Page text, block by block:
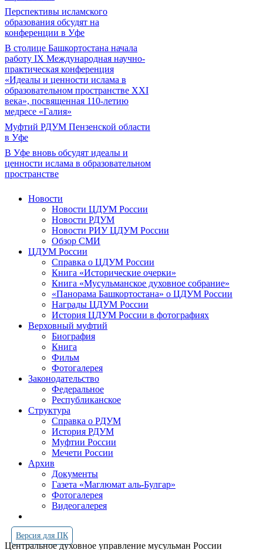
Перспективы исламского
образования обсудят на
конференции в Уфе
В столице Башкортостана начала
работу IX Международная научно-
практическая конференция
«Идеалы и ценности ислама в
образовательном пространстве XXI
века», посвященная 110-летию
медресе «Галия»
Муфтий РДУМ Пензенской области
в Уфе
В Уфе вновь обсудят идеалы и
ценности ислама в образовательном
пространстве
Новости
Новости ЦДУМ России
Новости РДУМ
Новости РИУ ЦДУМ России
Обзор СМИ
ЦДУМ России
Справка о ЦДУМ России
Книга «Исторические очерки»
Книга «Мусульманское духовное собрание»
«Панорама Башкортостана» о ЦДУМ России
Награды ЦДУМ России
История ЦДУМ России в фотографиях
Верховный муфтий
Биография
Книга
Фильм
Фотогалерея
Законодательство
Федеральное
Республиканское
Структура
Справка о РДУМ
История РДУМ
Муфтии России
Мечети России
Архив
Документы
Газета «Маглюмат аль-Булгар»
Фотогалерея
Видеогалерея
Версия для ПК
Центральное духовное управление мусульман России